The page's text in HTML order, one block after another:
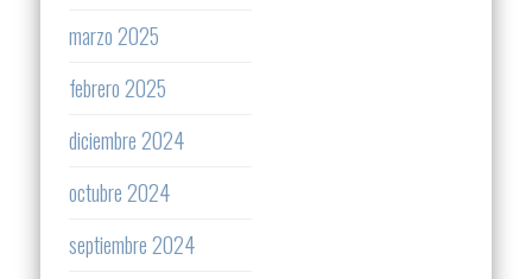
marzo 2025
febrero 2025
diciembre 2024
octubre 2024
septiembre 2024